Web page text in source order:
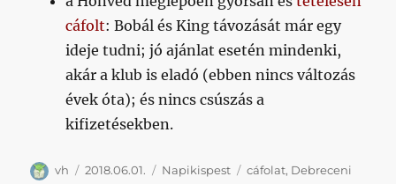
cáfolt: Bobál és King távozását már egy
ideje tudni; jó ajánlat esetén mindenki,
akár a klub is eladó (ebben nincs változás
évek óta); és nincs csúszás a
kifizetésekben.
Szerző
vh Közzétéve
2018.06.01. Kategória
Napikispest Címke
cáfolat, Debreceni